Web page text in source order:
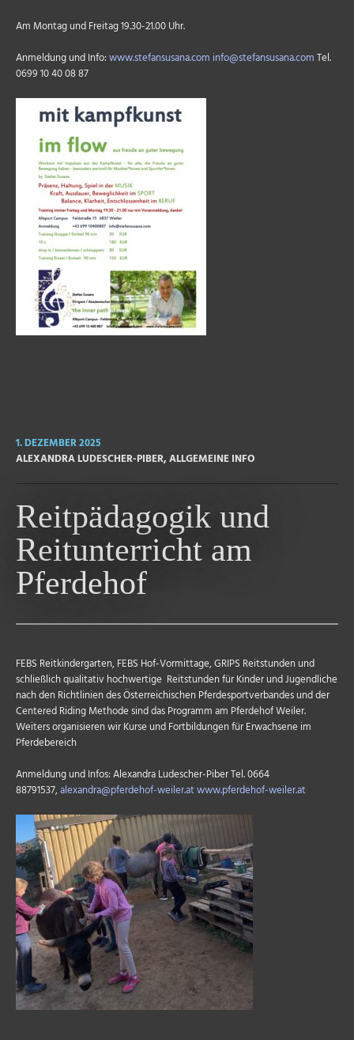
Am Montag und Freitag 19.30-21.00 Uhr.
Anmeldung und Info:www.stefansusana.com info@stefansusana.comTel.
0699 10 40 08 87
1. DEZEMBER 2025
ALEXANDRA LUDESCHER-PIBER,ALLGEMEINE INFO
Reitpädagogik und
Reitunterricht am
Pferdehof
FEBS Reitkindergarten, FEBS Hof-Vormittage, GRIPS Reitstunden und
schließlich qualitativ hochwertige Reitstunden für Kinder und Jugendliche
nach den Richtlinien des Österreichischen Pferdesportverbandes und der
Centered Riding Methode sind das Programm am Pferdehof Weiler.
Weiters organisieren wir Kurse und Fortbildungen für Erwachsene im
Pferdebereich
Anmeldung und Infos: Alexandra Ludescher-Piber Tel. 0664
88791537,alexandra@pferdehof-weiler.atwww.pferdehof-weiler.at